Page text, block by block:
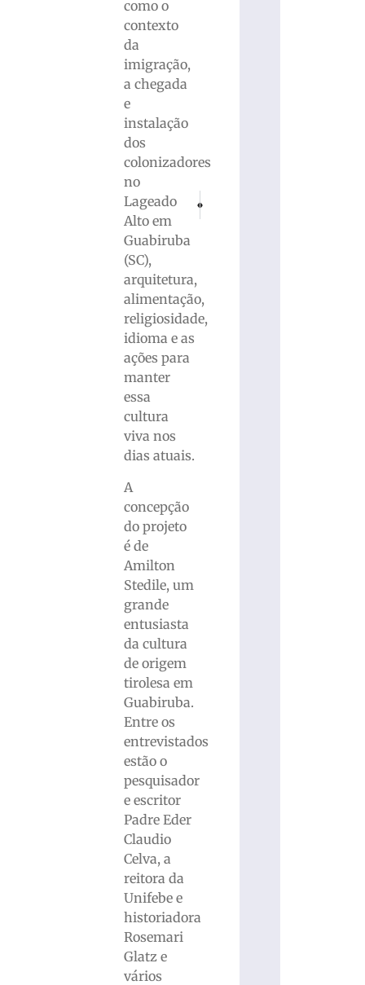
como o
contexto
da
imigração,
a chegada
e
instalação
dos
colonizadores
no
Lageado
Alto em
Guabiruba
(SC),
arquitetura,
alimentação,
religiosidade,
idioma e as
ações para
manter
essa
cultura
viva nos
dias atuais.
A
concepção
do projeto
é de
Amilton
Stedile, um
grande
entusiasta
da cultura
de origem
tirolesa em
Guabiruba.
Entre os
entrevistados
estão o
pesquisador
e escritor
Padre Eder
Claudio
Celva, a
reitora da
Unifebe e
historiadora
Rosemari
Glatz e
vários